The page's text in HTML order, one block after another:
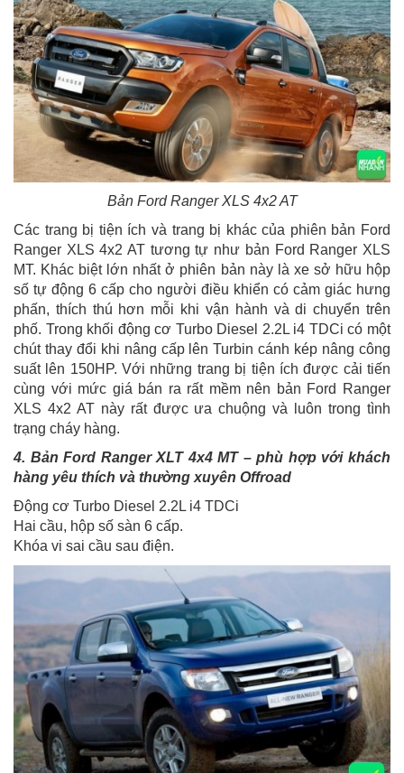
Bản Ford Ranger XLS 4x2 AT
Các trang bị tiện ích và trang bị khác của phiên bản Ford
Ranger XLS 4x2 AT tương tự như bản Ford Ranger XLS
MT. Khác biệt lớn nhất ở phiên bản này là xe sở hữu hộp
số tự động 6 cấp cho người điều khiển có cảm giác hưng
phấn, thích thú hơn mỗi khi vận hành và di chuyển trên
phố. Trong khối động cơ Turbo Diesel 2.2L i4 TDCi có một
chút thay đổi khi nâng cấp lên Turbin cánh kép nâng công
suất lên 150HP. Với những trang bị tiện ích được cải tiến
cùng với mức giá bán ra rất mềm nên bản Ford Ranger
XLS 4x2 AT này rất được ưa chuộng và luôn trong tình
trạng cháy hàng.
4. Bản Ford Ranger XLT 4x4 MT – phù hợp với khách
hàng yêu thích và thường xuyên Offroad
Động cơ Turbo Diesel 2.2L i4 TDCi
Hai cầu, hộp số sàn 6 cấp.
Khóa vi sai cầu sau điện.